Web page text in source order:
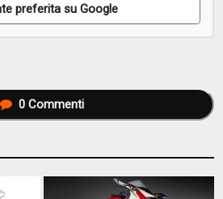
preferita su Google
0Commenti